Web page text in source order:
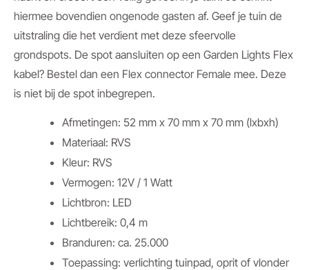
hiermee bovendien ongenode gasten af. Geef je tuin de
uitstraling die het verdient met deze sfeervolle
grondspots. De spot aansluiten op een Garden Lights Flex
kabel? Bestel dan een Flex connector Female mee. Deze
is niet bij de spot inbegrepen.
Afmetingen: 52 mm x 70 mm x 70 mm (lxbxh)
Materiaal: RVS
Kleur: RVS
Vermogen: 12V / 1 Watt
Lichtbron: LED
Lichtbereik: 0,4 m
Branduren: ca. 25.000
Toepassing: verlichting tuinpad, oprit of vlonder